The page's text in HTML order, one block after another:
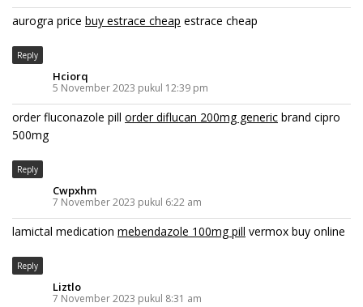
aurogra price buy estrace cheap estrace cheap
Reply
Hciorq
5 November 2023 pukul 12:39 pm
order fluconazole pill order diflucan 200mg generic brand cipro
500mg
Reply
Cwpxhm
7 November 2023 pukul 6:22 am
lamictal medication mebendazole 100mg pill vermox buy online
Reply
Liztlo
7 November 2023 pukul 8:31 am